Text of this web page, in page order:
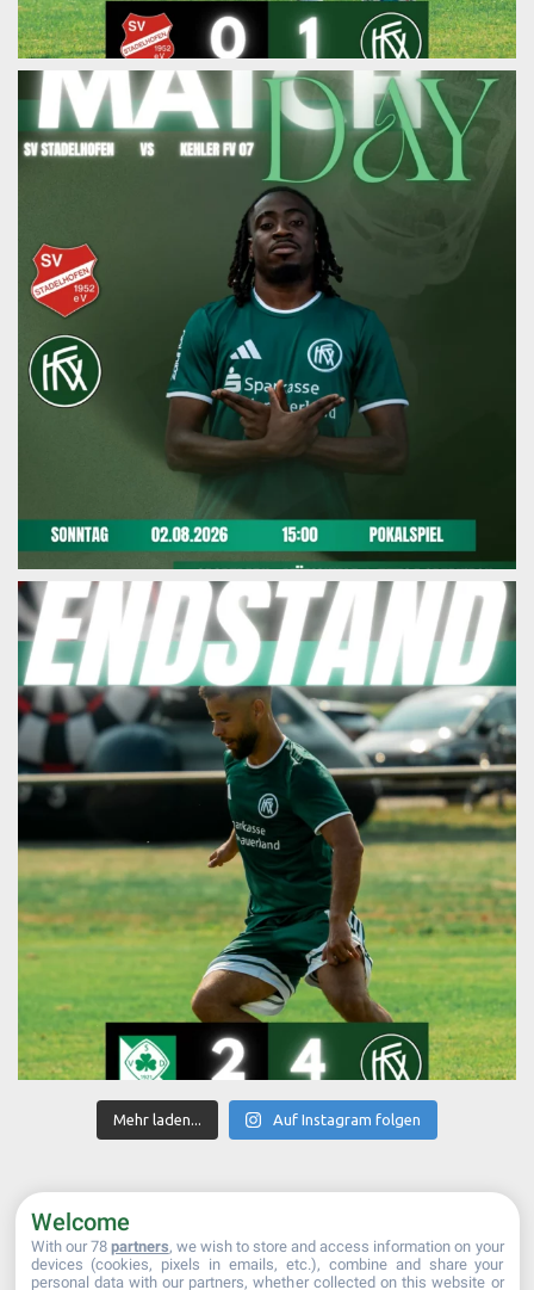
Mehr laden... Auf Instagram folgen
Welcome
With our 78 partners, we wish to store and access information on your
devices (cookies, pixels in emails, etc.), combine and share your
personal data with our partners, whether collected on this website or